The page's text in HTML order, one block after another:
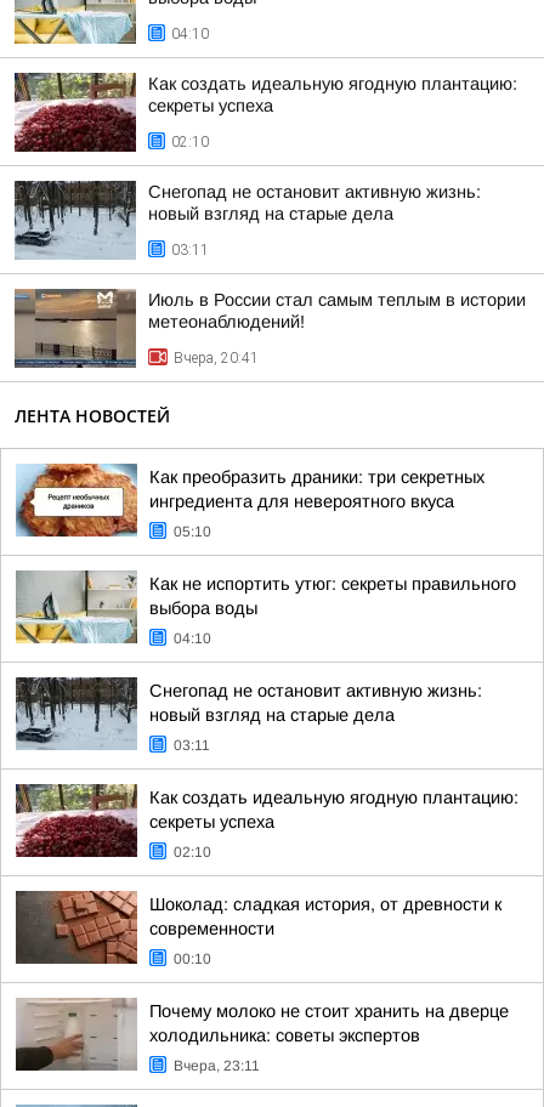
04:10
Как создать идеальную ягодную плантацию:
секреты успеха
02:10
Снегопад не остановит активную жизнь:
новый взгляд на старые дела
03:11
Июль в России стал самым теплым в истории
метеонаблюдений!
Вчера, 20:41
ЛЕНТА НОВОСТЕЙ
Как преобразить драники: три секретных
ингредиента для невероятного вкуса
05:10
Как не испортить утюг: секреты правильного
выбора воды
04:10
Снегопад не остановит активную жизнь:
новый взгляд на старые дела
03:11
Как создать идеальную ягодную плантацию:
секреты успеха
02:10
Шоколад: сладкая история, от древности к
современности
00:10
Почему молоко не стоит хранить на дверце
холодильника: советы экспертов
Вчера, 23:11